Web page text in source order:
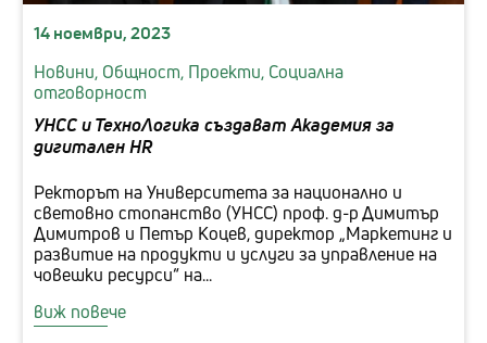
14 ноември, 2023
Новини, Общност, Проекти, Социална
отговорност
УНСС и ТехноЛогика създават Академия за
дигитален HR
Ректорът на Университета за национално и
световно стопанство (УНСС) проф. д-р Димитър
Димитров и Петър Коцев, директор „Mаркетинг и
развитие на продукти и услуги за управление на
човешки ресурси“ на...
виж повече